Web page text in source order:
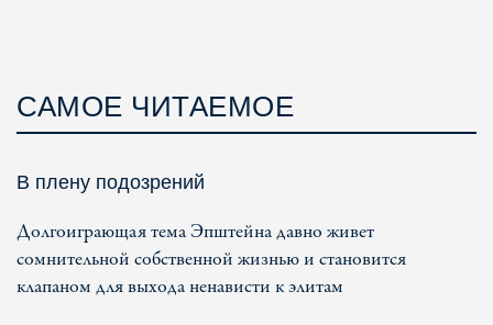
САМОЕ ЧИТАЕМОЕ
В плену подозрений
Долгоиграющая тема Эпштейна давно живет
сомнительной собственной жизнью и становится
клапаном для выхода ненависти к элитам